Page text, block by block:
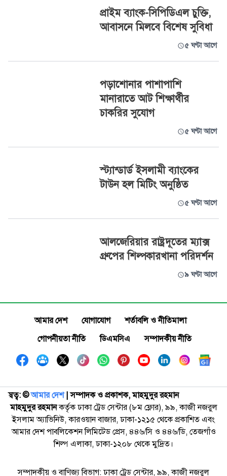
প্রাইম ব্যাংক-সিপিডিএল চুক্তি,
আবাসনে মিলবে বিশেষ সুবিধা
৫ ঘণ্টা আগে
পড়াশোনার পাশাপাশি
মানারাতে আট শিক্ষার্থীর
চাকরির সুযোগ
৫ ঘণ্টা আগে
স্ট্যান্ডার্ড ইসলামী ব্যাংকের
টাউন হল মিটিং অনুষ্ঠিত
৫ ঘণ্টা আগে
আলজেরিয়ার রাষ্ট্রদূতের ম্যাক্স
গ্রুপের শিল্পকারখানা পরিদর্শন
৯ ঘণ্টা আগে
আমার দেশ যোগাযোগ
শর্তাবলি ও নীতিমালা
গোপনীয়তা নীতি
ডিএমসিএ সম্পাদকীয় নীতি
স্বত্ব: ©️আমার দেশ| সম্পাদক ও প্রকাশক, মাহমুদুর রহমান
মাহমুদুর রহমানকর্তৃক ঢাকা ট্রেড সেন্টার (৮ম ফ্লোর), ৯৯, কাজী নজরুল
ইসলাম অ্যাভিনিউ, কারওয়ান বাজার, ঢাকা-১২১৫ থেকে প্রকাশিত এবং
আমার দেশ পাবলিকেশন লিমিটেড প্রেস, ৪৪৬/সি ও ৪৪৬/ডি, তেজগাঁও
শিল্প এলাকা, ঢাকা-১২০৮ থেকে মুদ্রিত।
সম্পাদকীয় ও বাণিজ্য বিভাগ: ঢাকা ট্রেড সেন্টার, ৯৯, কাজী নজরুল